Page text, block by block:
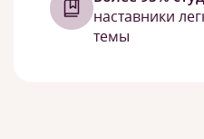
наставники
темы